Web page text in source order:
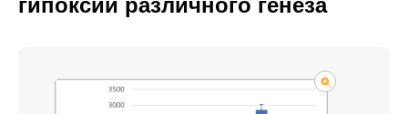
гипоксии различного генеза